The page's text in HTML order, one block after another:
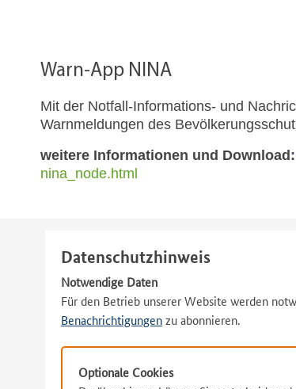
Warn-App NINA
Mit der Notfall-Informations- und
Warnmeldungen des
weitere Informationen und Download:
nina_node.html